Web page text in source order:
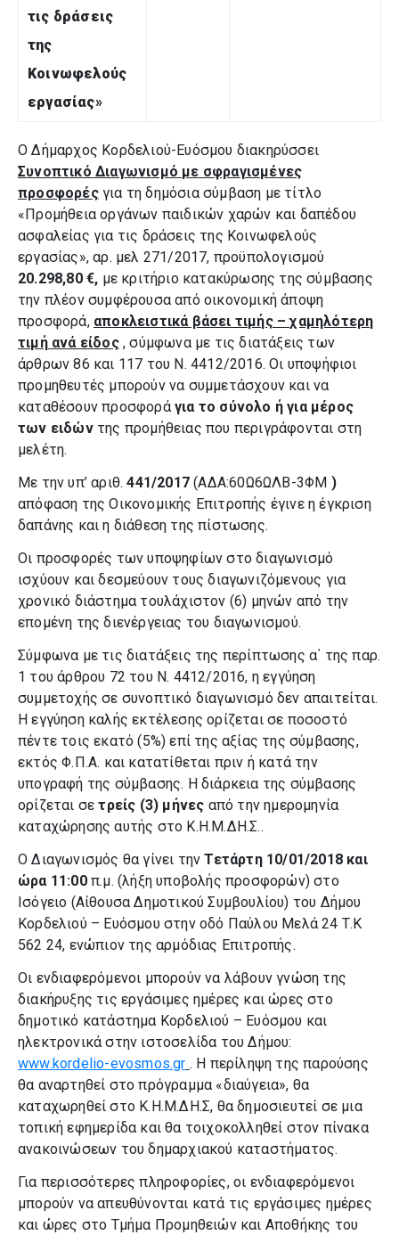
τις δράσεις
της
Κοινωφελούς
εργασίας»
Ο Δήμαρχος Κορδελιού-Ευόσμου διακηρύσσει
Συνοπτικό Διαγωνισμό με σφραγισμένες
προσφορές για τη δημόσια σύμβαση με τίτλο
«Προμήθεια οργάνων παιδικών χαρών και δαπέδου
ασφαλείας για τις δράσεις της Κοινωφελούς
εργασίας», αρ. μελ 271/2017, προϋπολογισμού
20.298,80 €, με κριτήριο κατακύρωσης της σύμβασης
την πλέον συμφέρουσα από οικονομική άποψη
προσφορά, αποκλειστικά βάσει τιμής – χαμηλότερη
τιμή ανά είδος , σύμφωνα με τις διατάξεις των
άρθρων 86 και 117 του Ν. 4412/2016. Οι υποψήφιοι
προμηθευτές μπορούν να συμμετάσχουν και να
καταθέσουν προσφορά για το σύνολο ή για μέρος
των ειδώντης προμήθειας που περιγράφονται στη
μελέτη.
Με την υπ’ αριθ.441/2017(ΑΔΑ:60Ω6ΩΛΒ-3ΦΜ )
απόφαση της Οικονομικής Επιτροπής έγινε η έγκριση
δαπάνης και η διάθεση της πίστωσης.
Οι προσφορές των υποψηφίων στο διαγωνισμό
ισχύουν και δεσμεύουν τους διαγωνιζόμενους για
χρονικό διάστημα τουλάχιστον (6) μηνών από την
επομένη της διενέργειας του διαγωνισμού.
Σύμφωνα με τις διατάξεις της περίπτωσης α΄ της παρ.
1 του άρθρου 72 του Ν. 4412/2016, η εγγύηση
συμμετοχής σε συνοπτικό διαγωνισμό δεν απαιτείται.
Η εγγύηση καλής εκτέλεσης ορίζεται σε ποσοστό
πέντε τοις εκατό (5%) επί της αξίας της σύμβασης,
εκτός Φ.Π.Α. και κατατίθεται πριν ή κατά την
υπογραφή της σύμβασης. Η διάρκεια της σύμβασης
ορίζεται σετρείς (3) μήνες από την ημερομηνία
καταχώρησης αυτής στο Κ.Η.Μ.ΔΗ.Σ..
Ο Διαγωνισμός θα γίνει τηνΤετάρτη 10/01/2018 και
ώρα 11:00π.μ. (λήξη υποβολής προσφορών) στο
Ισόγειο (Αίθουσα Δημοτικού Συμβουλίου) του Δήμου
Κορδελιού – Ευόσμου στην οδό Παύλου Μελά 24 Τ.Κ
562 24, ενώπιον της αρμόδιας Επιτροπής.
Οι ενδιαφερόμενοι μπορούν να λάβουν γνώση της
διακήρυξης τις εργάσιμες ημέρες και ώρες στο
δημοτικό κατάστημα Κορδελιού – Ευόσμου και
ηλεκτρονικά στην ιστοσελίδα του Δήμου:
www.kordelio-evosmos.gr . Η περίληψη της παρούσης
θα αναρτηθεί στο πρόγραμμα «διαύγεια», θα
καταχωρηθεί στο Κ.Η.Μ.ΔΗ.Σ, θα δημοσιευτεί σε μια
τοπική εφημερίδα και θα τοιχοκολληθεί στον πίνακα
ανακοινώσεων του δημαρχιακού καταστήματος.
Για περισσότερες πληροφορίες, οι ενδιαφερόμενοι
μπορούν να απευθύνονται κατά τις εργάσιμες ημέρες
και ώρες στο Τμήμα Προμηθειών και Αποθήκης του